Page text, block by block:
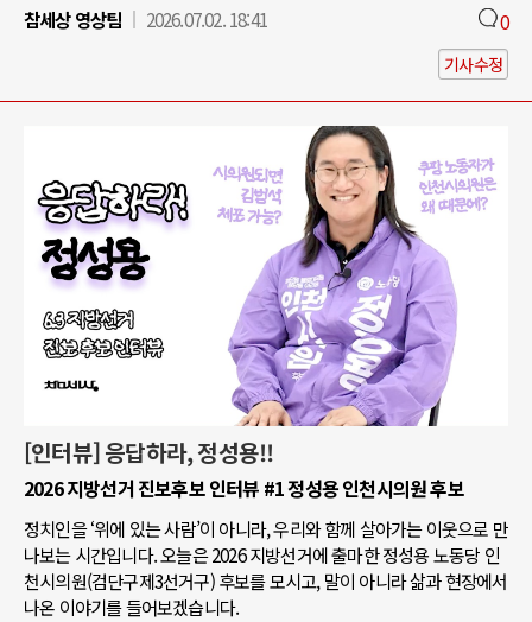
참세상 영상팀
2026.07.02. 18:41 0
기사수정
[인터뷰] 응답하라, 정성용!!
2026 지방선거 진보후보 인터뷰 #1 정성용 인천시의원 후보
정치인을 ‘위에 있는 사람’이 아니라, 우리와 함께 살아가는 이웃으로 만
나보는 시간입니다. 오늘은 2026 지방선거에 출마한 정성용 노동당 인
천시의원(검단구제3선거구) 후보를 모시고, 말이 아니라 삶과 현장에서
나온 이야기를 들어보겠습니다.